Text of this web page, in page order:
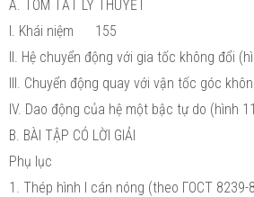
A. TÓM TẮT LÝ THUYẾT
I. Khái niệm
155
II. Hệ chuyển động với gia tốc không đổi
III. Chuyển động quay với vận tốc góc
IV. Dao động của hệ một bậc tự do (hình
B. BÀI TẬP CÓ LỜI GIẢI
Phụ lục
1. Thép hình I cán nóng (theo ГOCT 8239-